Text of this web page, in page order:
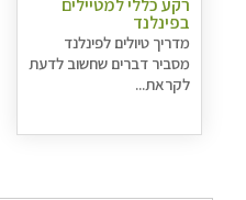
רקע כללי למטיילים
בפינלנד
מדריך טיולים לפינלנד
מסביר דברים שחשוב לדעת
לקראת...